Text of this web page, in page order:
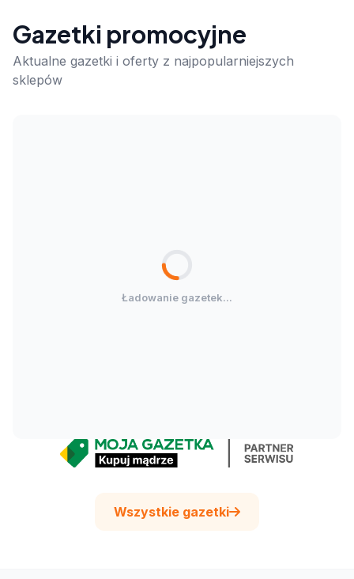
Gazetki promocyjne
Aktualne gazetki i oferty z najpopularniejszych
sklepów
Ładowanie gazetek...
Wszystkie gazetki